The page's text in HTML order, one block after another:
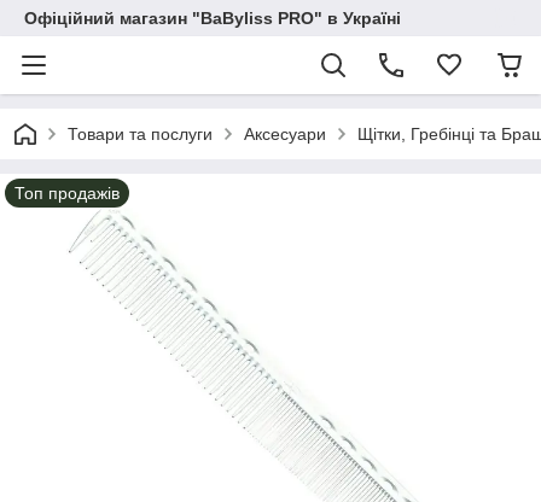
Офіційний магазин "BaByliss PRO" в Україні
Товари та послуги Аксесуари Щітки, Гребінці та
Топ продажів